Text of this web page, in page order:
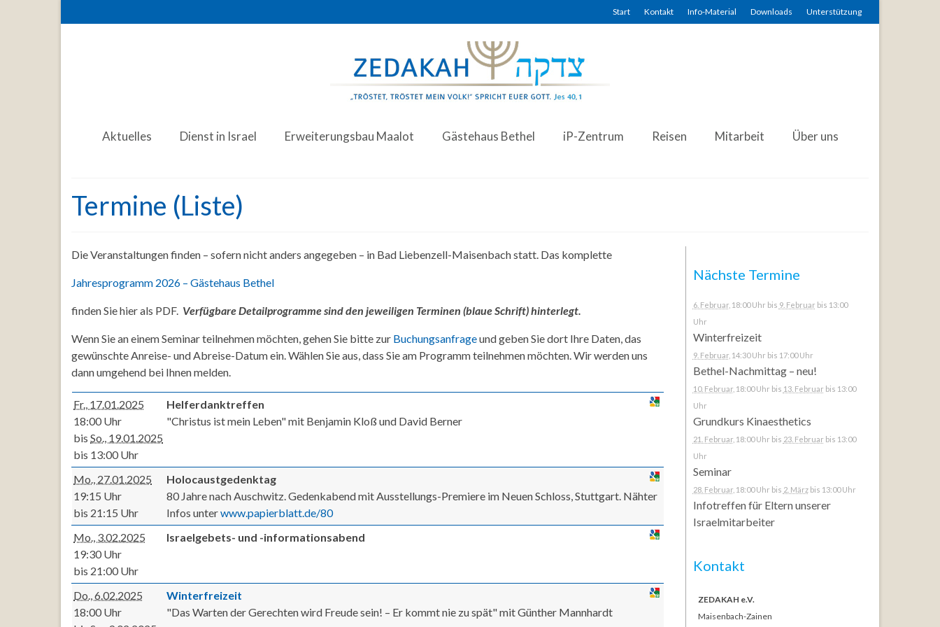
Start Kontakt Info-Material Downloads Unterstützung
Aktuelles Dienst in Israel Erweiterungsbau Maalot Gästehaus Bethel iP-Zentrum Reisen Mitarbeit Über uns
Termine (Liste)
Die Veranstaltungen finden – sofern nicht anders angegeben – in Bad Liebenzell-Maisenbach statt. Das komplette
Jahresprogramm 2026 – Gästehaus Bethel
finden Sie hier als PDF. Verfügbare Detailprogramme sind den jeweiligen Terminen (blaue Schrift) hinterlegt.
Wenn Sie an einem Seminar teilnehmen möchten, gehen Sie bitte zur Buchungsanfrageund geben Sie dort Ihre Daten, das
gewünschte Anreise- und Abreise-Datum ein. Wählen Sie aus, dass Sie am Programm teilnehmen möchten. Wir werden uns
dann umgehend bei Ihnen melden.
Fr., 17.01.2025
18:00 Uhr
bis So., 19.01.2025
bis 13:00 Uhr
Helferdanktreffen
"Christus ist mein Leben" mit Benjamin Kloß und David Berner
Mo., 27.01.2025
19:15 Uhr
bis 21:15 Uhr
Holocaustgedenktag
80 Jahre nach Auschwitz. Gedenkabend mit Ausstellungs-Premiere im Neuen Schloss, Stuttgart. Nähter
Infos unterwww.papierblatt.de/80
Mo., 3.02.2025
19:30 Uhr
bis 21:00 Uhr
Israelgebets- und -informationsabend
Do., 6.02.2025
18:00 Uhr
Winterfreizeit
"Das Warten der Gerechten wird Freude sein! – Er kommt nie zu spät" mit Günther Mannhardt
Nächste Termine
6. Februar, 18:00 Uhr bis 9. Februar bis 13:00
Uhr
Winterfreizeit
9. Februar, 14:30 Uhr bis 17:00 Uhr
Bethel-Nachmittag – neu!
10. Februar, 18:00 Uhr bis 13. Februar bis 13:00
Uhr
Grundkurs Kinaesthetics
21. Februar, 18:00 Uhr bis 23. Februar bis 13:00
Uhr
Seminar
28. Februar, 18:00 Uhr bis 2. Märzbis 13:00 Uhr
Infotreffen für Eltern unserer
Israelmitarbeiter
Kontakt
ZEDAKAH e.V.
Maisenbach-Zainen